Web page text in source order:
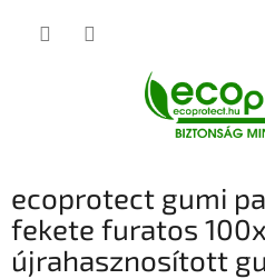
ecoprotect gumi
fekete furatos
újrahasznosított